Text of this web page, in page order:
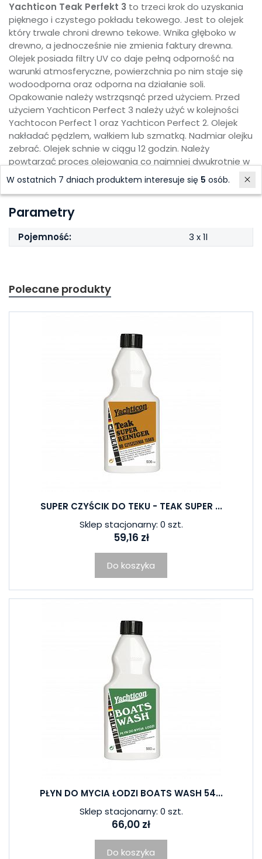
Yachticon Teak Perfekt 3 to trzeci krok do uzyskania
pięknego i czystego pokładu tekowego. Jest to olejek
który trwale chroni drewno tekowe. Wnika głęboko w
drewno, a jednocześnie nie zmienia faktury drewna.
Olejek posiada filtry UV co daje pełną odporność na
warunki atmosferyczne, powierzchnia po nim staje się
wodoodporna oraz odporna na działanie soli.
Opakowanie należy wstrząsnąć przed użyciem. Przed
użyciem Yachticon Perfect 3 należy użyć w kolejności
Yachtocon Perfect 1 oraz Yachticon Perfect 2. Olejek
nakładać pędzlem, wałkiem lub szmatką. Nadmiar olejku
zebrać. Olejek schnie w ciągu 12 godzin. Należy
powtarzać proces olejowania co najmniej dwukrotnie w
sezonie. Opakowanie wystarcza na 10-20 m2 zależnie
od chłonności podłoża.
Parametry
Pojemność: 3 x 1l
Polecane produkty
SUPER CZYŚCIK DO TEKU - TEAK SUPER ...
Sklep stacjonarny: 0 szt.
59,16 zł
Do koszyka
PŁYN DO MYCIA ŁODZI BOATS WASH 54...
Sklep stacjonarny: 0 szt.
66,00 zł
Do koszyka
W ostatnich 7 dniach produktem interesuje się 5 osób.